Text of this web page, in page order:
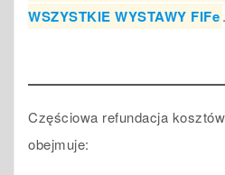
WSZYSTKIE WYSTAWY FIFe.
Częściowa refundacja
obejmuje: